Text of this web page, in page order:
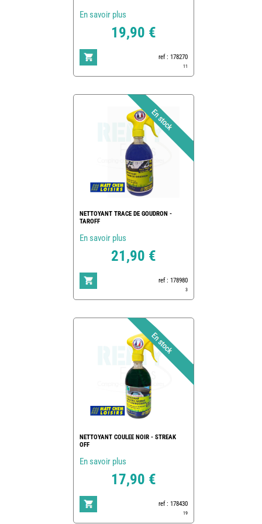
En savoir plus
19,90 €
ref : 178270
11
NETTOYANT TRACE DE GOUDRON -
TAROFF
En savoir plus
21,90 €
ref : 178980
3
NETTOYANT COULEE NOIR - STREAK
OFF
En savoir plus
17,90 €
ref : 178430
19